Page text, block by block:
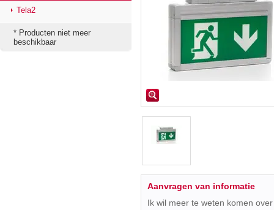
Tela2
* Producten niet meer
beschikbaar
Aanvragen van informatie
Ik wil meer te weten komen